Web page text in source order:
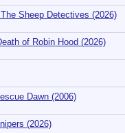
Sheep Detectives (2026)
of Robin Hood (2026)
Dawn (2006)
(2026)